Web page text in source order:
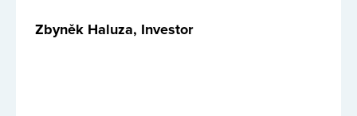
Zbyněk Haluza, Investor